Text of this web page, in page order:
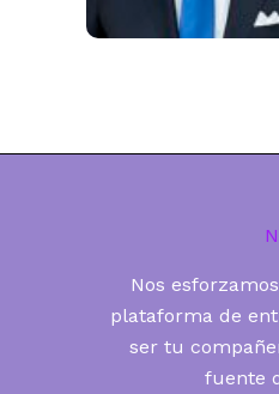
Nos
plataforma de
ser tu
fuente